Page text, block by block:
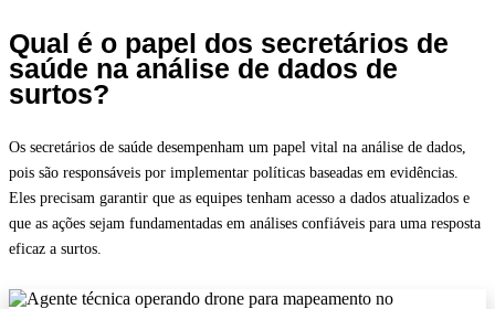
Qual é o papel dos secretários de
saúde na análise de dados de
surtos?
Os secretários de saúde desempenham um papel vital na análise de dados,
pois são responsáveis por implementar políticas baseadas em evidências.
Eles precisam garantir que as equipes tenham acesso a dados atualizados e
que as ações sejam fundamentadas em análises confiáveis para uma resposta
eficaz a surtos.